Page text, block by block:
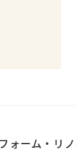
ーム・リ